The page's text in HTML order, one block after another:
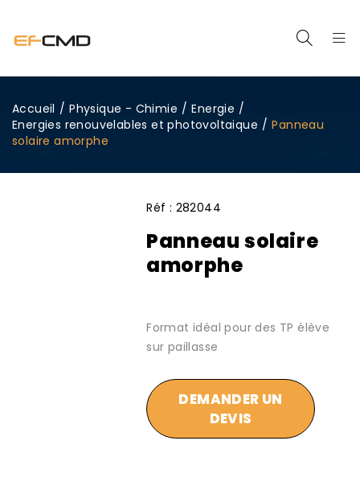
Accueil / Physique - Chimie / Energie /
Energies renouvelables et photovoltaique / Panneau
solaire amorphe
Réf : 282044
Panneau solaire
amorphe
Format idéal pour des TP élève
sur paillasse
DEMANDER UN
DEVIS